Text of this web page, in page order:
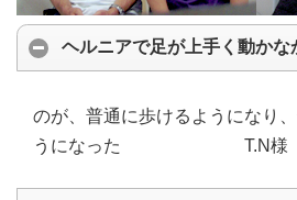
ヘルニアで足が上手く動かな
のが、普通に歩けるようになり
うになった T.N様 30